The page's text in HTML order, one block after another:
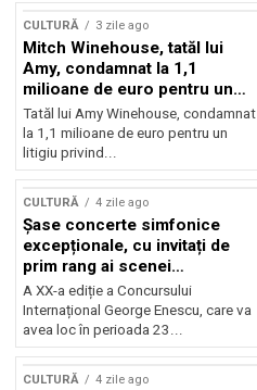
CULTURĂ 3 zile ago
Mitch Winehouse, tatăl lui
Amy, condamnat la 1,1
milioane de euro pentru un
litigiu pierdut
Tatăl lui Amy Winehouse, condamnat
la 1,1 milioane de euro pentru un
litigiu privind...
CULTURĂ 4 zile ago
Șase concerte simfonice
excepționale, cu invitați de
prim rang ai scenei
internaționale și ansambluri
orchestrale românești de
prestigiu, în programul
Concursului Enescu 2026
A XX-a ediție a Concursului
Internațional George Enescu, care va
avea loc în perioada 23...
CULTURĂ 4 zile ago